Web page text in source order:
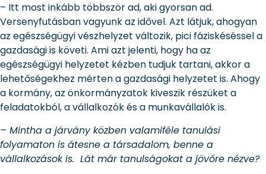
– Itt most inkább többször ad, aki gyorsan ad.
Versenyfutásban vagyunk az idővel. Azt látjuk, ahogyan
az egészségügyi vészhelyzet változik, pici fáziskéséssel a
gazdasági is követi. Ami azt jelenti, hogy ha az
egészségügyi helyzetet kézben tudjuk tartani, akkor a
lehetőségekhez mérten a gazdasági helyzetet is. Ahogy
a kormány, az önkormányzatok kiveszik részüket a
feladatokból, a vállalkozók és a munkavállalók is.
– Mintha a járvány közben valamiféle tanulási
folyamaton is átesne a társadalom, benne a
vállalkozások is. Lát már tanulságokat a jövőre nézve?